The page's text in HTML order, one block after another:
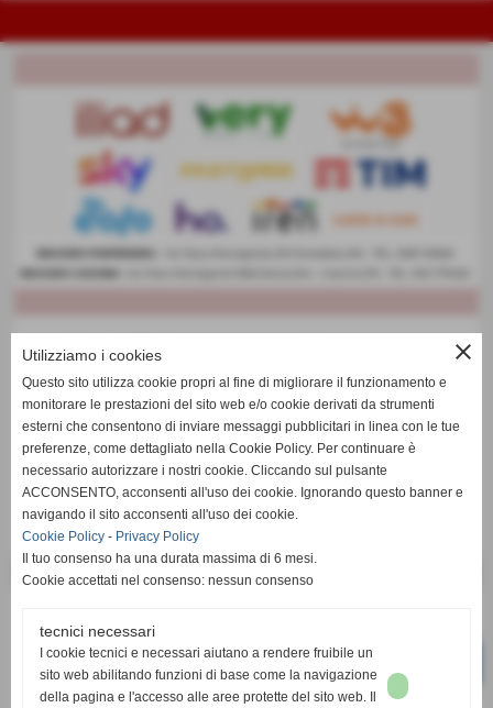
close
Utilizziamo i cookies
Questo sito utilizza cookie propri al fine di migliorare il funzionamento e
monitorare le prestazioni del sito web e/o cookie derivati da strumenti
esterni che consentono di inviare messaggi pubblicitari in linea con le tue
preferenze, come dettagliato nella Cookie Policy. Per continuare è
necessario autorizzare i nostri cookie. Cliccando sul pulsante
ACCONSENTO, acconsenti all'uso dei cookie. Ignorando questo banner e
navigando il sito acconsenti all'uso dei cookie.
Cookie Policy - Privacy Policy
Il tuo consenso ha una durata massima di 6 mesi.
Cookie accettati nel consenso: nessun consenso
tecnici necessari
I cookie tecnici e necessari aiutano a rendere fruibile un
sito web abilitando funzioni di base come la navigazione
della pagina e l'accesso alle aree protette del sito web. Il